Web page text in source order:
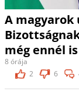
A
még ennél
8 órája
2
6